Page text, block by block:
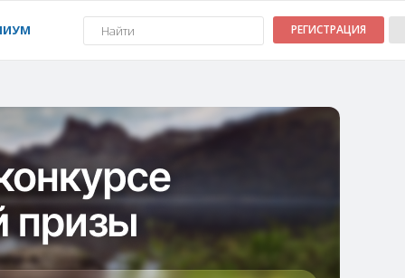
РЕГИСТРАЦИЯ